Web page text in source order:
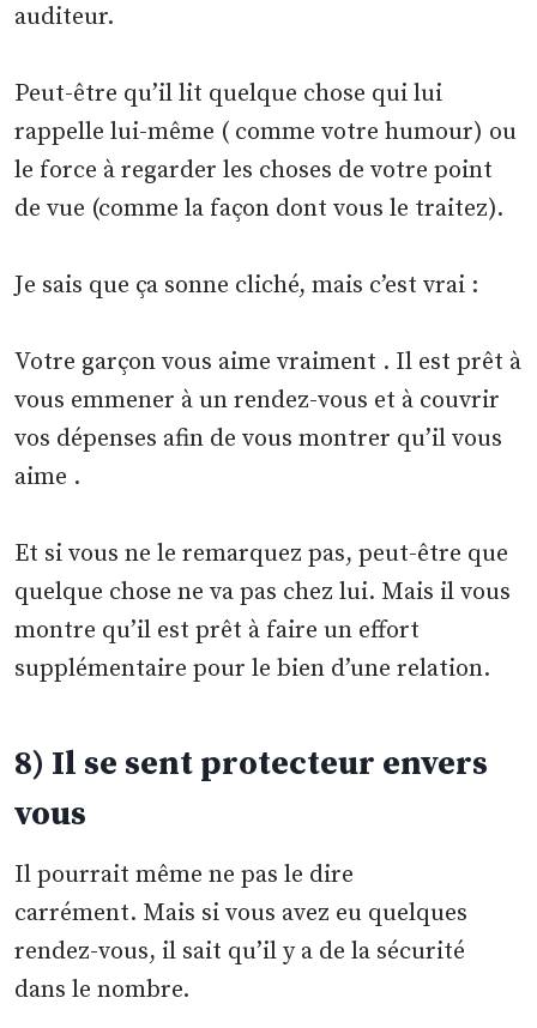
auditeur.
Peut-être qu’il lit quelque chose qui lui
rappelle lui-même ( comme votre humour) ou
le force à regarder les choses de votre point
de vue (comme la façon dont vous le traitez).
Je sais que ça sonne cliché, mais c’est vrai :
Votre garçon vous aime vraiment . Il est prêt à
vous emmener à un rendez-vous et à couvrir
vos dépenses afin de vous montrer qu’il vous
aime .
Et si vous ne le remarquez pas, peut-être que
quelque chose ne va pas chez lui. Mais il vous
montre qu’il est prêt à faire un effort
supplémentaire pour le bien d’une relation.
8) Il se sent protecteur envers
vous
Il pourrait même ne pas le dire
carrément. Mais si vous avez eu quelques
rendez-vous, il sait qu’il y a de la sécurité
dans le nombre.